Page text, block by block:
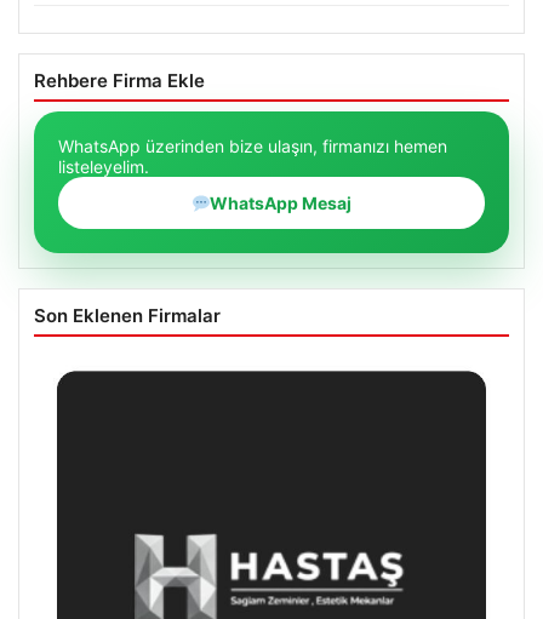
Rehbere Firma Ekle
WhatsApp üzerinden bize ulaşın, firmanızı hemen
listeleyelim.
WhatsApp Mesaj
Son Eklenen Firmalar